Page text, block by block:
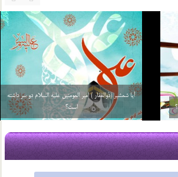
اخلاق اجتماعی امام جواد (ع)
16 شهریور 03